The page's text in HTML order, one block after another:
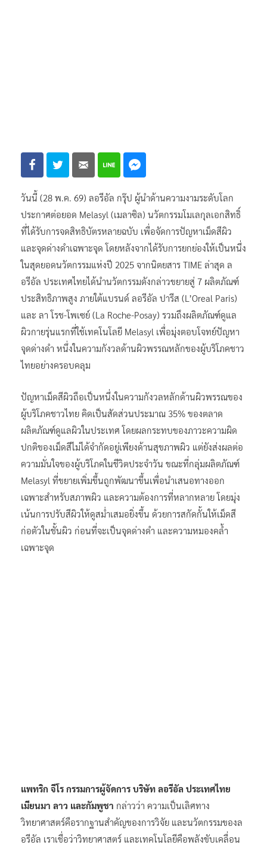
วันนี้ (28 พ.ค. 69) ลอรีอัล กรุ๊ป ผู้นำด้านความงามระดับโลก
ประกาศต่อยอด Melasyl (เมลาซิล) นวัตกรรมโมเลกุลเอกสิทธิ์
ที่ได้รับการจดสิทธิบัตรหลายฉบับ เพื่อจัดการปัญหาเม็ดสีผิว
และจุดด่างดำเฉพาะจุด โดยหลังจากได้รับการยกย่องให้เป็นหนึ่ง
ในสุดยอดนวัตกรรมแห่งปี 2025 จากนิตยสาร TIME ล่าสุด ล
อรีอัล ประเทศไทยได้นำนวัตกรรมดังกล่าวขยายสู่ 7 ผลิตภัณฑ์
ประสิทธิภาพสูง ภายใต้แบรนด์ ลอรีอัล ปารีส (L’Oreal Paris)
และ ลา โรช-โพเซย์ (La Roche-Posay) รวมถึงผลิตภัณฑ์ดูแล
ผิวกายรุ่นแรกที่ใช้เทคโนโลยี Melasyl เพื่อมุ่งตอบโจทย์ปัญหา
จุดด่างดำ หนึ่งในความกังวลด้านผิวพรรณหลักของผู้บริโภคชาว
ไทยอย่างครอบคลุม
ปัญหาเม็ดสีผิวถือเป็นหนึ่งในความกังวลหลักด้านผิวพรรณของ
ผู้บริโภคชาวไทย คิดเป็นสัดส่วนประมาณ 35% ของตลาด
ผลิตภัณฑ์ดูแลผิวในประเทศ โดยผลกระทบของภาวะความผิด
ปกติของเม็ดสีไม่ได้จำกัดอยู่เพียงด้านสุขภาพผิว แต่ยังส่งผลต่อ
ความมั่นใจของผู้บริโภคในชีวิตประจำวัน ขณะที่กลุ่มผลิตภัณฑ์
Melasyl ที่ขยายเพิ่มขึ้นถูกพัฒนาขึ้นเพื่อนำเสนอทางออก
เฉพาะสำหรับสภาพผิว และความต้องการที่หลากหลาย โดยมุ่ง
เน้นการปรับสีผิวให้ดูสม่ำเสมอยิ่งขึ้น ด้วยการสกัดกั้นให้เม็ดสี
ก่อตัวในชั้นผิว ก่อนที่จะเป็นจุดด่างดำ และความหมองคล้ำ
เฉพาะจุด
แพทริก จีโร กรรมการผู้จัดการ บริษัท ลอรีอัล ประเทศไทย
เมียนมา ลาว และกัมพูชา กล่าวว่า ความเป็นเลิศทาง
วิทยาศาสตร์คือรากฐานสำคัญของการวิจัย และนวัตกรรมของล
อรีอัล เราเชื่อว่าวิทยาศาสตร์ และเทคโนโลยีคือพลังขับเคลื่อน